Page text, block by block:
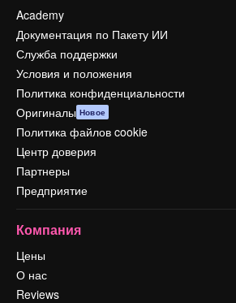
Academy
Документация по Пакету ИИ
Служба поддержки
Условия и положения
Политика конфиденциальности
Оригиналы Новое
Политика файлов cookie
Центр доверия
Партнеры
Предприятие
Компания
Цены
О нас
Reviews